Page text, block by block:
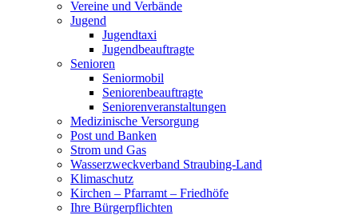
Vereine und Verbände
Jugend
Jugendtaxi
Jugendbeauftragte
Senioren
Seniormobil
Seniorenbeauftragte
Seniorenveranstaltungen
Medizinische Versorgung
Post und Banken
Strom und Gas
Wasserzweckverband Straubing-Land
Klimaschutz
Kirchen – Pfarramt – Friedhöfe
Ihre Bürgerpflichten